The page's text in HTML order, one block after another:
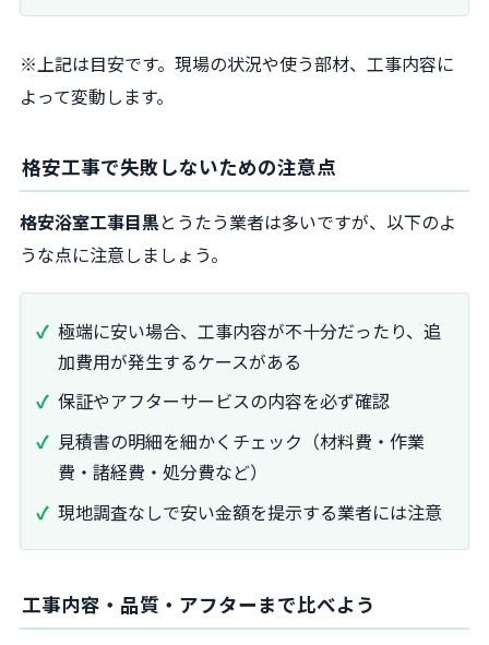
※上記は目安です。現場の状況や使う部材、工事内容に
よって変動します。
格安工事で失敗しないための注意点
格安浴室工事目黒とうたう業者は多いですが、以下のよ
うな点に注意しましょう。
極端に安い場合、工事内容が不十分だったり、追
加費用が発生するケースがある
保証やアフターサービスの内容を必ず確認
見積書の明細を細かくチェック（材料費・作業
費・諸経費・処分費など）
現地調査なしで安い金額を提示する業者には注意
工事内容・品質・アフターまで比べよう